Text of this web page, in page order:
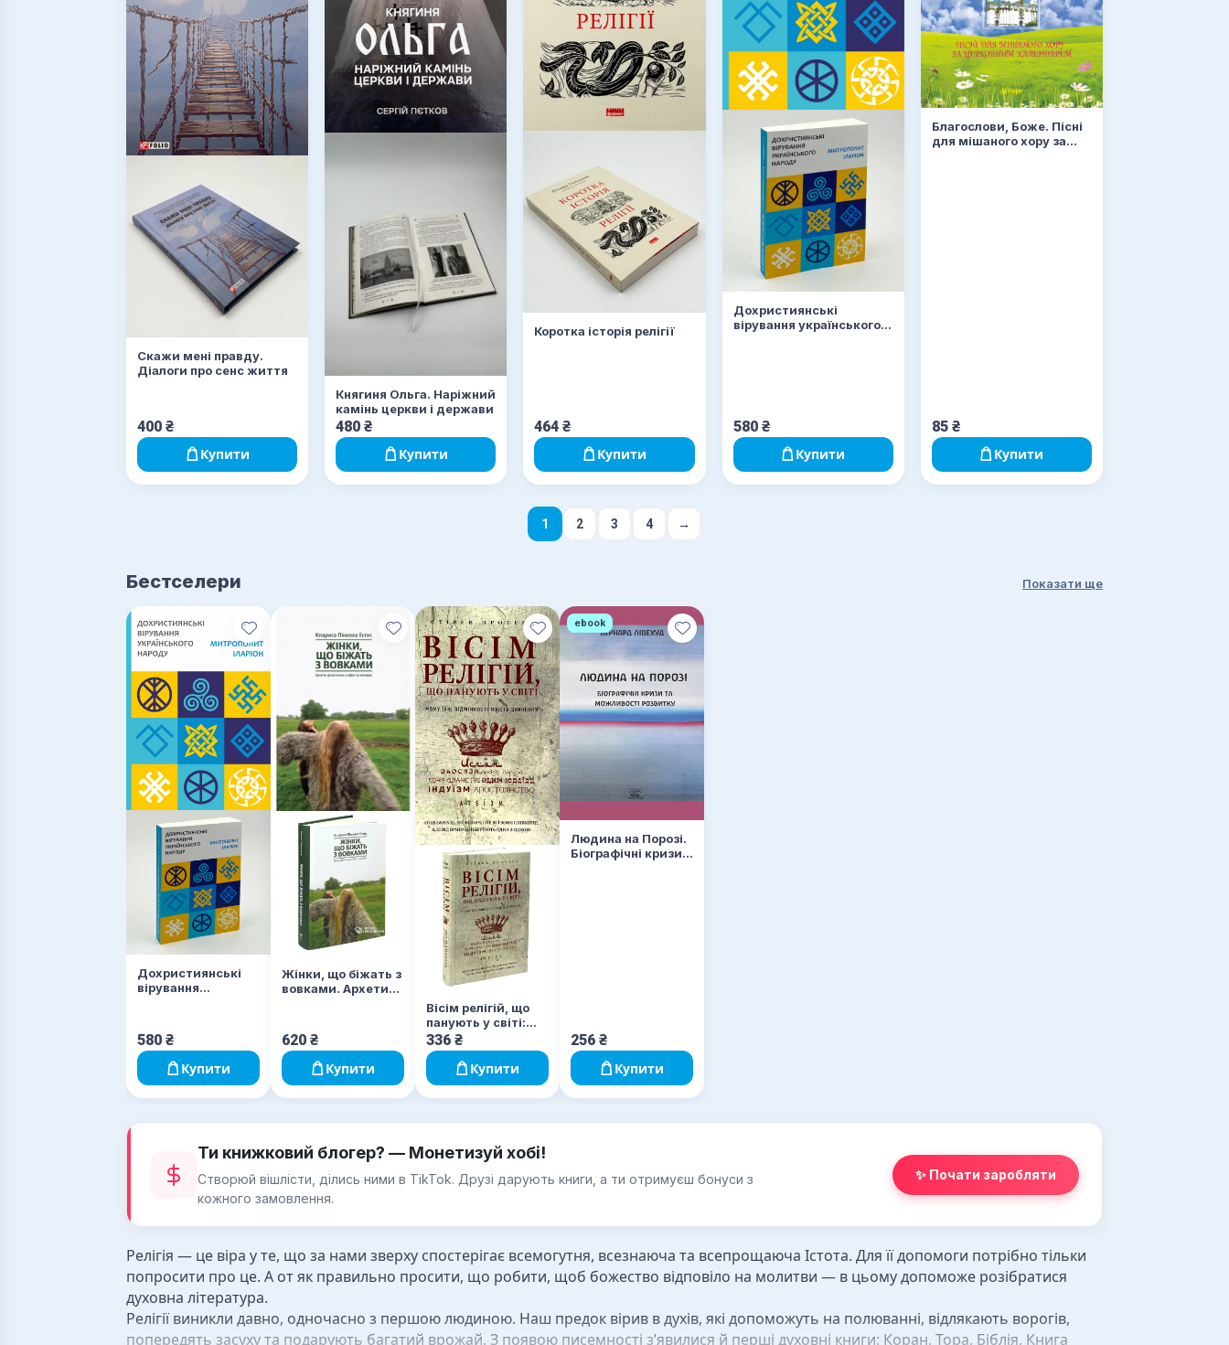
Скажи мені правду.
Діалоги про сенс життя
400 ₴
Купити
Княгиня Ольга. Наріжний
камінь церкви і держави
480₴
Купити
Коротка історія релігії
464₴
Купити
Дохристиянські
вірування українського
580 ₴
Купити
Благослови, Боже. Пісні
для мішаного хору за
85 ₴
Купити
1 2 3 4 →
Бестселери Показати ще
Дохристиянські
вірування
580 ₴
Купити
Жінки, що біжать з
вовками. Архетип
620 ₴
Купити
Вісім релігій, що
панують у світі:
чому їхні
відмінності мають
значення
336 ₴
Купити
ebook
Людина на Порозі.
Біографічні кризи
256 ₴
Купити
Ти книжковий блогер? — Монетизуй хобі!
Створюй вішлісти, ділись ними в TikTok. Друзі дарують книги, а ти отримуєш бонуси з
кожного замовлення.
✨ Почати заробляти
Релігія — це віра у те, що за нами зверху спостерігає всемогутня, всезнаюча та всепрощаюча Істота. Для її допомоги потрібно тільки
попросити про це. А от як правильно просити, що робити, щоб божество відповіло на молитви — в цьому допоможе розібратися
духовна література.
Релігії виникли давно, одночасно з першою людиною. Наш предок вірив в духів, які допоможуть на полюванні, відлякають ворогів,
попередять засуху та подарують багатий врожай. З появою писемності з’явилися й перші духовні книги: Коран, Тора, Біблія, Книга